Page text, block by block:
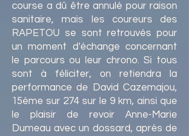
course a dû être annulé pour raison
sanitaire, mais les coureurs des
RAPETOU se sont retrouvés pour
un moment d'échange concernant
le parcours ou leur chrono. Si tous
sont à féliciter, on retiendra la
performance de David Cazemajou,
15ème sur 274 sur le 9 km, ainsi que
le plaisir de revoir Anne-Marie
Dumeau avec un dossard, après de